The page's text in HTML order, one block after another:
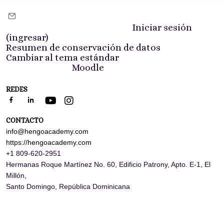
Iniciar sesión
(ingresar)
Resumen de conservación de datos
Cambiar al tema estándar
Moodle
CONTACTO
info@hengoacademy.com
https://hengoacademy.com
+1 809-620-2951
Hermanas Roque Martínez No. 60, Edificio Patrony, Apto. E-1,
El
Millón,
Santo Domingo, República Dominicana
REDES